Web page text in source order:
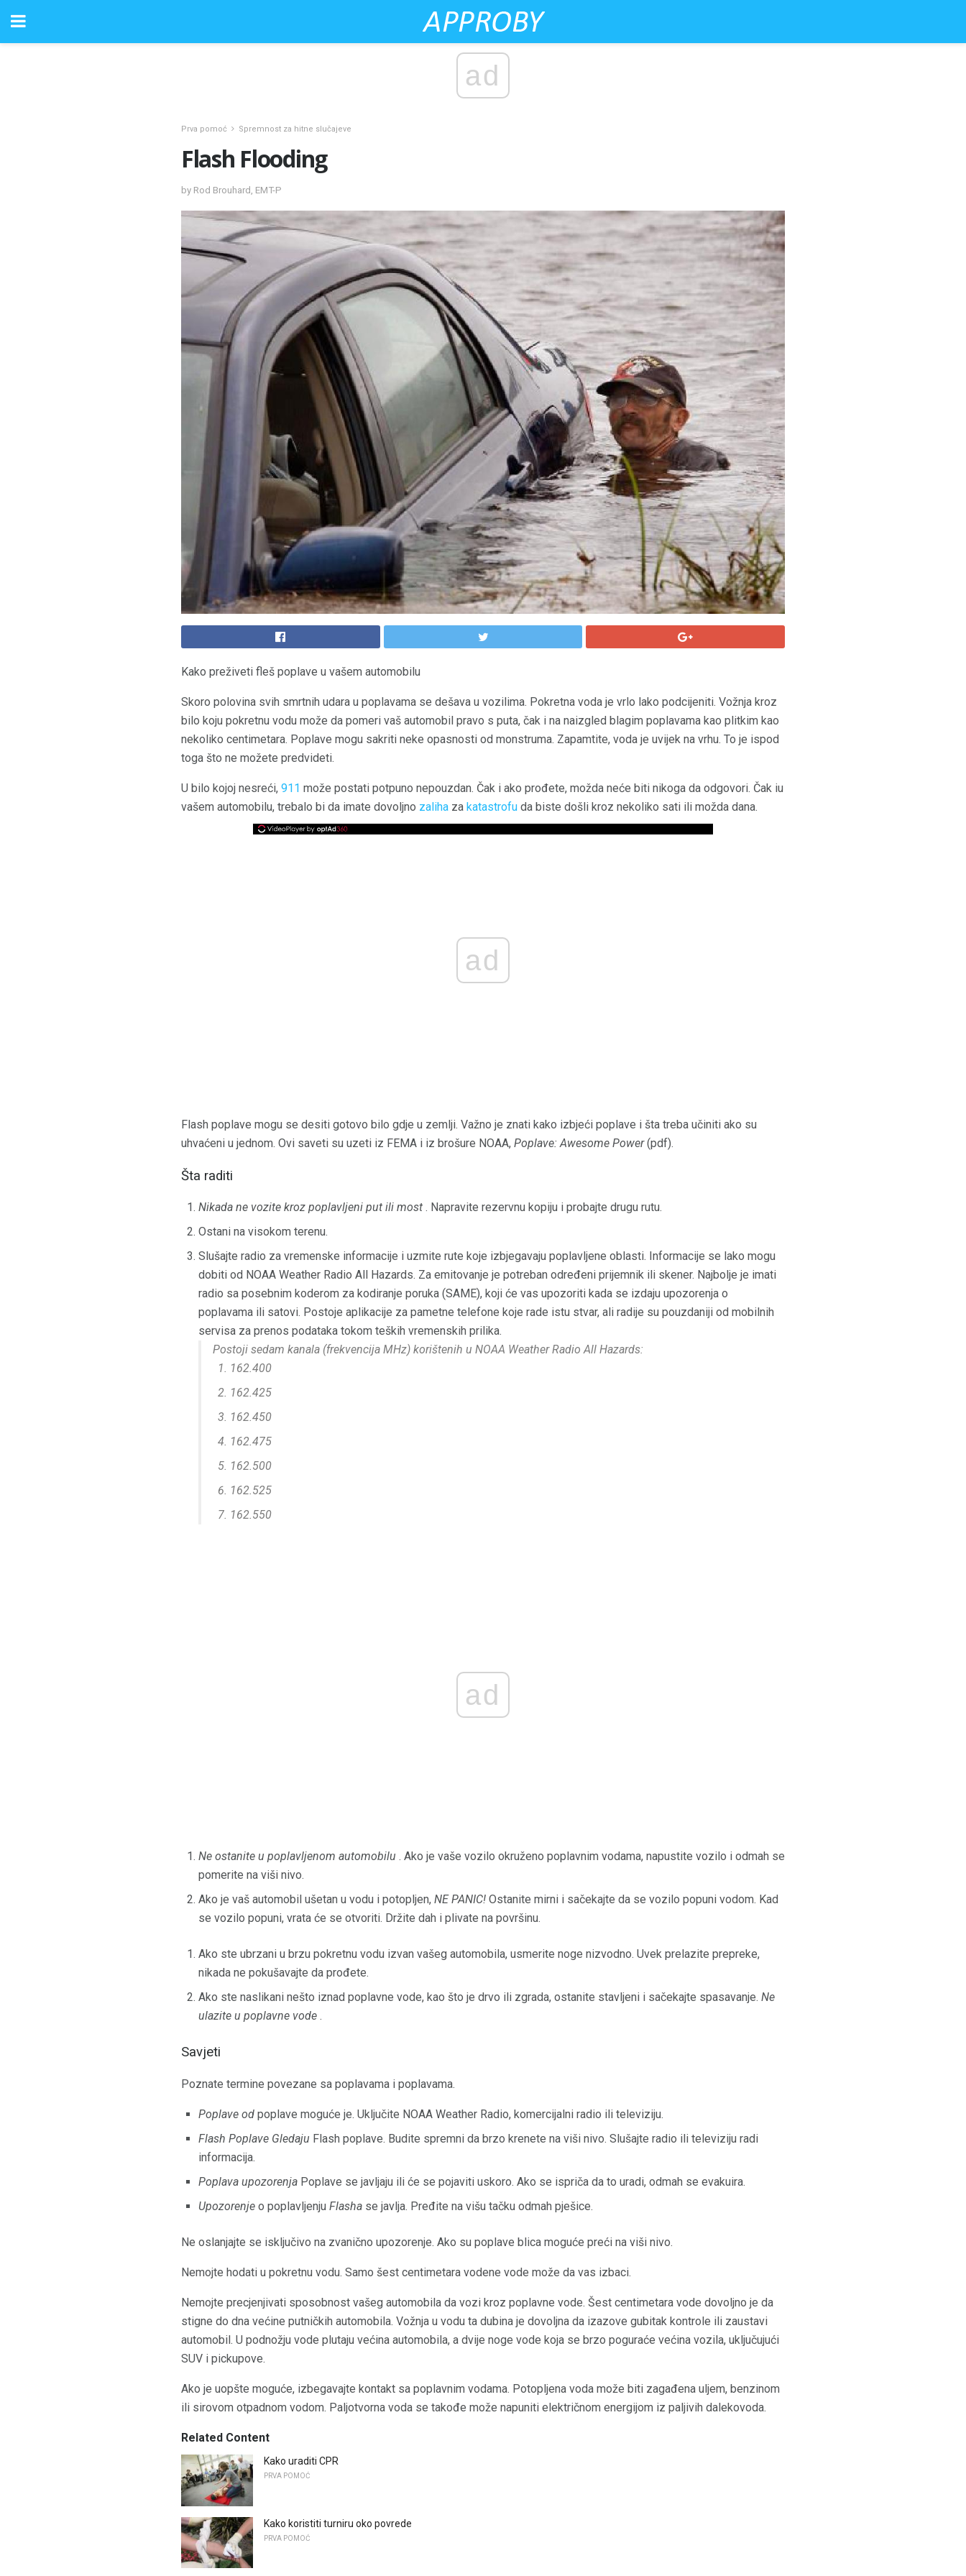
ad
Prva pomoć Spremnost za hitne slučajeve
Flash Flooding
by Rod Brouhard, EMT-P
Kako preživeti fleš poplave u vašem automobilu
Skoro polovina svih smrtnih udara u poplavama se dešava u vozilima. Pokretna voda je vrlo lako podcijeniti. Vožnja kroz
bilo koju pokretnu vodu može da pomeri vaš automobil pravo s puta, čak i na naizgled blagim poplavama kao plitkim kao
nekoliko centimetara. Poplave mogu sakriti neke opasnosti od monstruma. Zapamtite, voda je uvijek na vrhu. To je ispod
toga što ne možete predvideti.
U bilo kojoj nesreći, 911 može postati potpuno nepouzdan. Čak i ako prođete, možda neće biti nikoga da odgovori. Čak iu
vašem automobilu, trebalo bi da imate dovoljno zaliha za katastrofu da biste došli kroz nekoliko sati ili možda dana.
ad
Flash poplave mogu se desiti gotovo bilo gdje u zemlji. Važno je znati kako izbjeći poplave i šta treba učiniti ako su
uhvaćeni u jednom. Ovi saveti su uzeti iz FEMA i iz brošure NOAA, Poplave: Awesome Power(pdf).
Šta raditi
Nikada ne vozite kroz poplavljeni put ili most . Napravite rezervnu kopiju i probajte drugu rutu.
Ostani na visokom terenu.
Slušajte radio za vremenske informacije i uzmite rute koje izbjegavaju poplavljene oblasti. Informacije se lako mogu
dobiti od NOAA Weather Radio All Hazards. Za emitovanje je potreban određeni prijemnik ili skener. Najbolje je imati
radio sa posebnim koderom za kodiranje poruka (SAME), koji će vas upozoriti kada se izdaju upozorenja o
poplavama ili satovi. Postoje aplikacije za pametne telefone koje rade istu stvar, ali radije su pouzdaniji od mobilnih
servisa za prenos podataka tokom teških vremenskih prilika.
Postoji sedam kanala (frekvencija MHz) korištenih u NOAA Weather Radio All Hazards:
162.400
162.425
162.450
162.475
162.500
162.525
162.550
ad
Ne ostanite u poplavljenom automobilu . Ako je vaše vozilo okruženo poplavnim vodama, napustite vozilo i odmah se
pomerite na viši nivo.
Ako je vaš automobil ušetan u vodu i potopljen, NE PANIC! Ostanite mirni i sačekajte da se vozilo popuni vodom. Kad
se vozilo popuni, vrata će se otvoriti. Držite dah i plivate na površinu.
Ako ste ubrzani u brzu pokretnu vodu izvan vašeg automobila, usmerite noge nizvodno. Uvek prelazite prepreke,
nikada ne pokušavajte da prođete.
Ako ste naslikani nešto iznad poplavne vode, kao što je drvo ili zgrada, ostanite stavljeni i sačekajte spasavanje. Ne
ulazite u poplavne vode .
Savjeti
Poznate termine povezane sa poplavama i poplavama.
Poplave od poplave moguće je. Uključite NOAA Weather Radio, komercijalni radio ili televiziju.
Flash Poplave Gledaju Flash poplave. Budite spremni da brzo krenete na viši nivo. Slušajte radio ili televiziju radi
informacija.
Poplava upozorenja Poplave se javljaju ili će se pojaviti uskoro. Ako se ispriča da to uradi, odmah se evakuira.
Upozorenje o poplavljenju Flasha se javlja. Pređite na višu tačku odmah pješice.
Ne oslanjajte se isključivo na zvanično upozorenje. Ako su poplave blica moguće preći na viši nivo.
Nemojte hodati u pokretnu vodu. Samo šest centimetara vodene vode može da vas izbaci.
Nemojte precjenjivati ​​sposobnost vašeg automobila da vozi kroz poplavne vode. Šest centimetara vode dovoljno je da
stigne do dna većine putničkih automobila. Vožnja u vodu ta dubina je dovoljna da izazove gubitak kontrole ili zaustavi
automobil. U podnožju vode plutaju većina automobila, a dvije noge vode koja se brzo poguraće većina vozila, uključujući
SUV i pickupove.
Ako je uopšte moguće, izbegavajte kontakt sa poplavnim vodama. Potopljena voda može biti zagađena uljem, benzinom
ili sirovom otpadnom vodom. Paljotvorna voda se takođe može napuniti električnom energijom iz paljivih dalekovoda.
Related Content
Kako uraditi CPR
PRVA POMOĆ
Kako koristiti turniru oko povrede
PRVA POMOĆ